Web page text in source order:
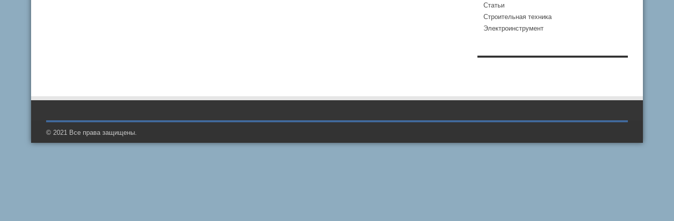
Статьи
Строительная техника
Электроинструмент
© 2021 Все права защищены.